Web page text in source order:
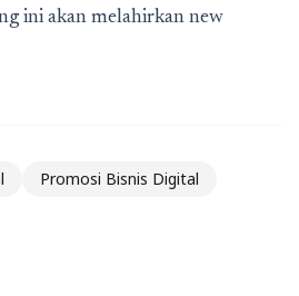
ini akan melahirkan new
Promosi Bisnis Digital